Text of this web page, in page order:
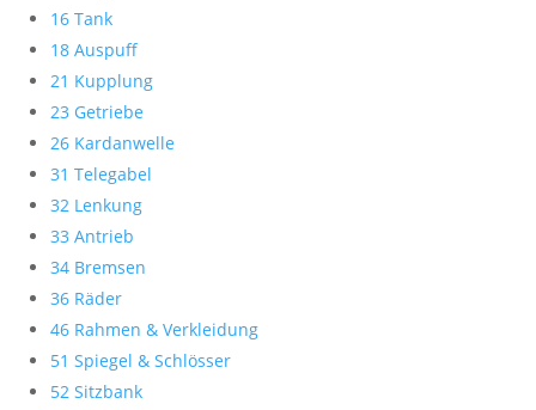
16 Tank
18 Auspuff
21 Kupplung
23 Getriebe
26 Kardanwelle
31 Telegabel
32 Lenkung
33 Antrieb
34 Bremsen
36 Räder
46 Rahmen & Verkleidung
51 Spiegel & Schlösser
52 Sitzbank